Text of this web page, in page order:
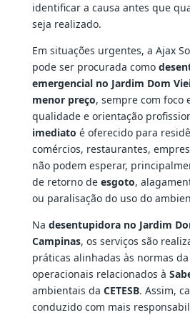
identificar a causa antes que
seja realizado.
Em situações urgentes, a Ajax
pode ser procurada como
emergencial no Jardim Dom
menor preço, sempre com foco
qualidade e orientação
imediato é oferecido para
comércios, restaurantes,
não podem esperar,
de retorno de esgoto,
ou paralisação do uso do
Na desentupidora no Jardim
Campinas, os serviços são
práticas alinhadas às normas da
operacionais relacionados à
ambientais da CETESB. Assim,
conduzido com mais